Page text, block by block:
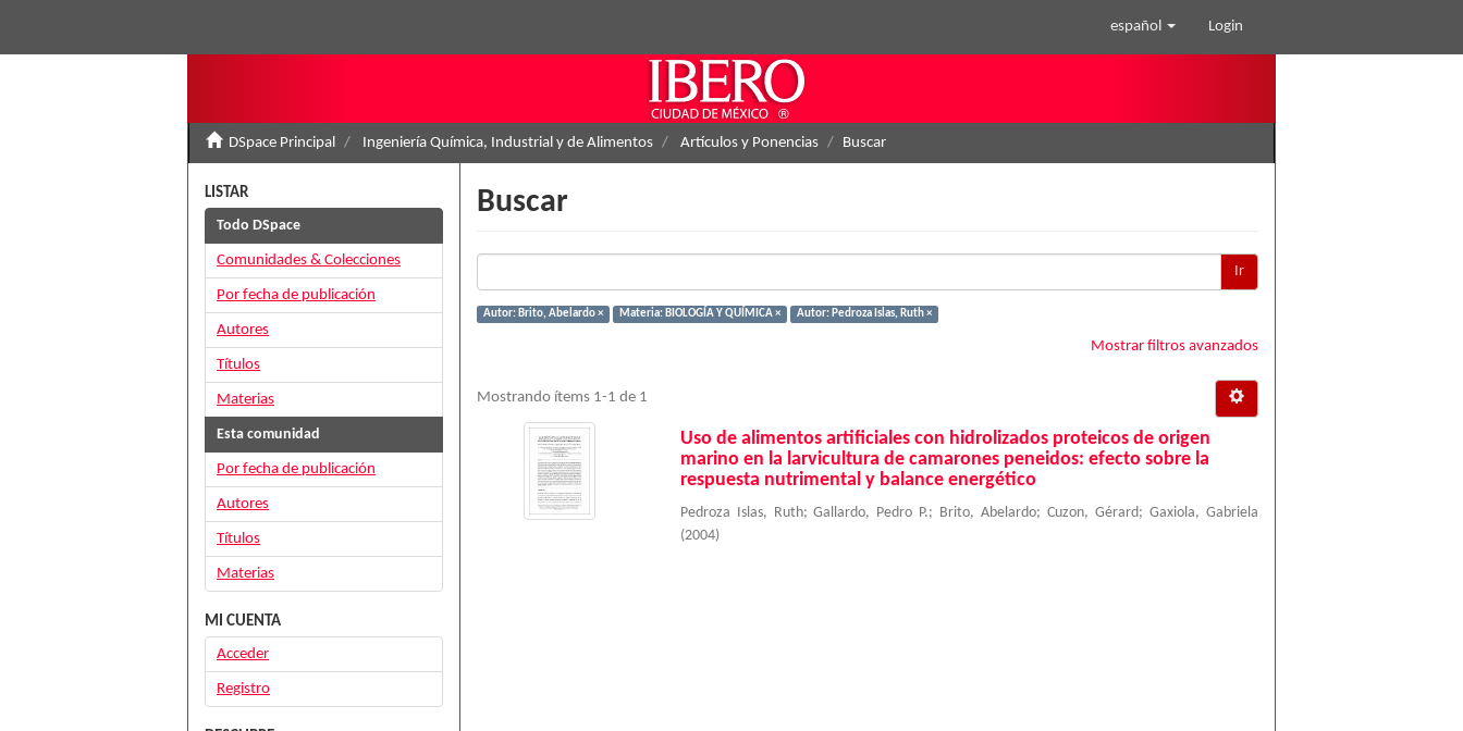
español Login
DSpace Principal Ingeniería Química, Industrial y de Alimentos Artículos y Ponencias Buscar
Buscar
Ir
Autor: Brito, Abelardo × Materia: BIOLOGÍA Y QUÍMICA × Autor: Pedroza Islas, Ruth ×
Mostrar filtros avanzados
Mostrando ítems 1-1 de 1
Uso de alimentos artificiales con hidrolizados proteicos de origen
marino en la larvicultura de camarones peneidos: efecto sobre la
respuesta nutrimental y balance energético
Pedroza Islas, Ruth;Gallardo, Pedro P.; Brito, Abelardo;Cuzon, Gérard;Gaxiola, Gabriela
(2004)
LISTAR
Todo DSpace
Comunidades & Colecciones
Por fecha de publicación
Autores
Títulos
Materias
Esta comunidad
Por fecha de publicación
Autores
Títulos
Materias
MI CUENTA
Acceder
Registro